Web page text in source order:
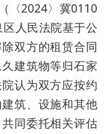
〈2024〉冀0110
人民法院基于公
双方的租赁合同
建筑物等归石家
认为双方应按约
筑、设施和其他
同委托相关评估